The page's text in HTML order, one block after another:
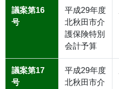
議案第16
号
平成29年度
北秋田市介
護保険特別
会計予算
議案第17
号
平成29年度
北秋田市介